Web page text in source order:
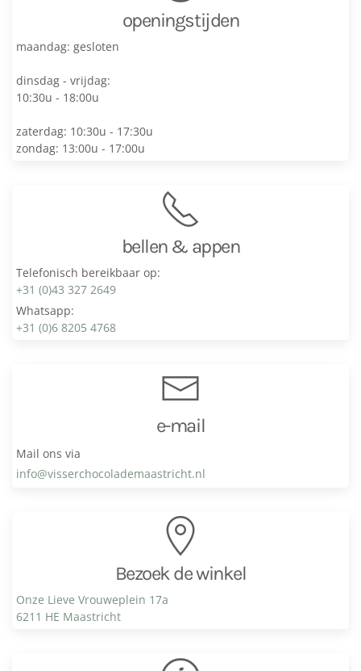
openingstijden
maandag: gesloten
dinsdag - vrijdag:
10:30u - 18:00u
zaterdag: 10:30u - 17:30u
zondag: 13:00u - 17:00u
bellen & appen
Telefonisch bereikbaar op:
+31 (0)43 327 2649
Whatsapp:
+31 (0)6 8205 4768
e-mail
Mail ons via
info@visser­chocolade­maastricht.nl
Bezoek de winkel
Onze Lieve Vrouweplein 17a
6211 HE Maastricht